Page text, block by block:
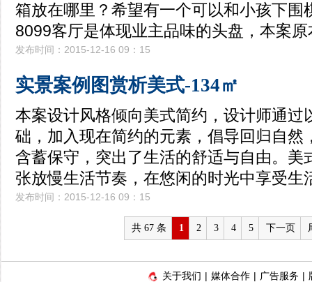
箱放在哪里？希望有一个可以和小孩下围
8099客厅是体现业主品味的头盘，本案
发布时间：2015-12-16 09：15
实景案例图赏析美式-134㎡
本案设计风格倾向美式简约，设计师通过
础，加入现在简约的元素，倡导回归自然
含蓄保守，突出了生活的舒适与自由。美
张放慢生活节奏，在悠闲的时光中享受生
发布时间：2015-12-16 09：15
共 67 条 1 2 3 4 5 下一页
关于我们 | 媒体合作 | 广告服务 |